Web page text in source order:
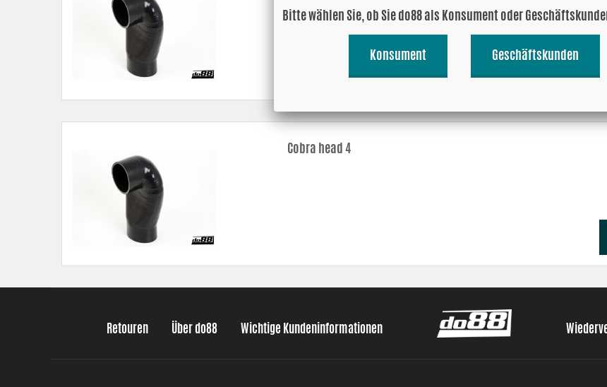
Cobra head 4
Retouren Über do88 Wichtige Kundeninformationen
Bitte wählen Sie, ob Sie do88 als Konsument oder
Konsument Geschäftskunden